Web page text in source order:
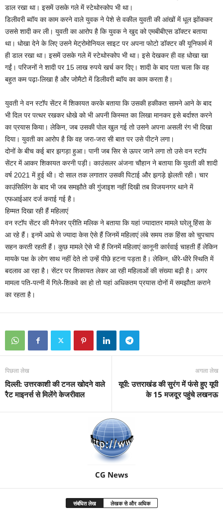
डाल रखा था। इसमें उसके गले में स्टेथोस्कोप भी था।
डिलीवरी ब्वॉय का काम करने वाले युवक ने पेशे से वकील युवती की आंखों में धूल झोंककर
उससे शादी कर ली। युवती का आरोप है कि युवक ने खुद को एमबीबीएस डॉक्टर बताया
था। धोखा देने के लिए उसने मेट्रोमोनियल साइट पर अपना फोटो डॉक्टर की यूनिफार्म में
ही डाल रखा था। इसमें उसके गले में स्टेथोस्कोप भी था। इसे देखकर ही वह धोखा खा
गईं। परिजनों ने शादी पर 15 लाख रुपये खर्च कर दिए। शादी के बाद पता चला कि वह
बहुत कम पढ़ा-लिखा है और जोमैटो में डिलीवरी ब्वॉय का काम करता है।
युवती ने वन स्टॉप सेंटर में शिकायत करके बताया कि उसकी हकीकत सामने आने के बाद
भी दिल पर पत्थर रखकर धोखे को भी अपनी किस्मत का लिखा मानकर इसे बर्दाश्त करने
का प्रयास किया। लेकिन, जब उसकी पोल खुल गई तो उसने अपना असली रंग भी दिखा
दिया। युवती का आरोप है कि वह जरा-जरा सी बात पर उसे पीटने लगा।
दोनों के बीच कई बार झगड़ा हुआ। पानी जब सिर से ऊपर जाने लगा तो उसे वन स्टॉप
सेंटर में आकर शिकायत करनी पड़ी। काउंसलर अंजना चौहान ने बताया कि युवती की शादी
वर्ष 2021 में हुई थी। दो साल तक लगातार उसकी पिटाई और झगड़े झेलती रही। चार
काउंसिलिंग के बाद भी जब समझौते की गुंजाइश नहीं दिखी तब विजयनगर थाने में
एफआईआर दर्ज कराई गई है।
हिम्मत दिखा रही हैं महिलाएं
वन स्टॉप सेंटर की मैनेजर प्रीति मलिक ने बताया कि यहां ज्यादातर मामले घरेलू हिंसा के
आ रहे हैं। इनमें आधे से ज्यादा केस ऐसे हैं जिनमें महिलाएं लंबे समय तक हिंसा को चुपचाप
सहन करती रहती हैं। कुछ मामले ऐसे भी हैं जिनमें महिलाएं कानूनी कार्रवाई चाहती हैं लेकिन
मायके पक्ष के लोग साथ नहीं देते तो उन्हें पीछे हटना पड़ता है। लेकिन, धीरे-धीरे स्थिति में
बदलाव आ रहा है। सेंटर पर शिकायत लेकर आ रही महिलाओं की संख्या बढ़ी है। अगर
मामला पति-पत्नी में गिले-शिकवे का हो तो यहां अधिकतम प्रयास दोनों में समझौता कराने
का रहता है।
पिछला लेख
दिल्ली: उत्तरकाशी की टनल खोदने वाले
रैट माइनर्स से मिलेंगे केजरीवाल
अगला लेख
यूपी: उत्तराखंड की सुरंग में फंसे हुए यूपी
के 15 मजदूर पहुंचे लखनऊ
CG News
संबंधित लेख लेखक से और अधिक